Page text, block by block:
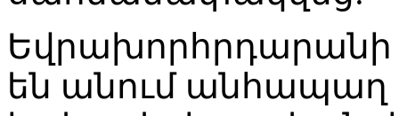
են անում անհապաղ